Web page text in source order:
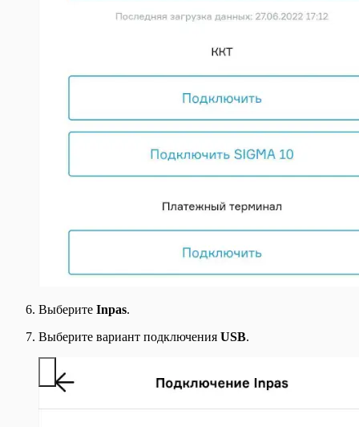
Шаблоны Договоров
Этикетки и ценники
Выберите Inpas.
Выберите вариант подключения USB.